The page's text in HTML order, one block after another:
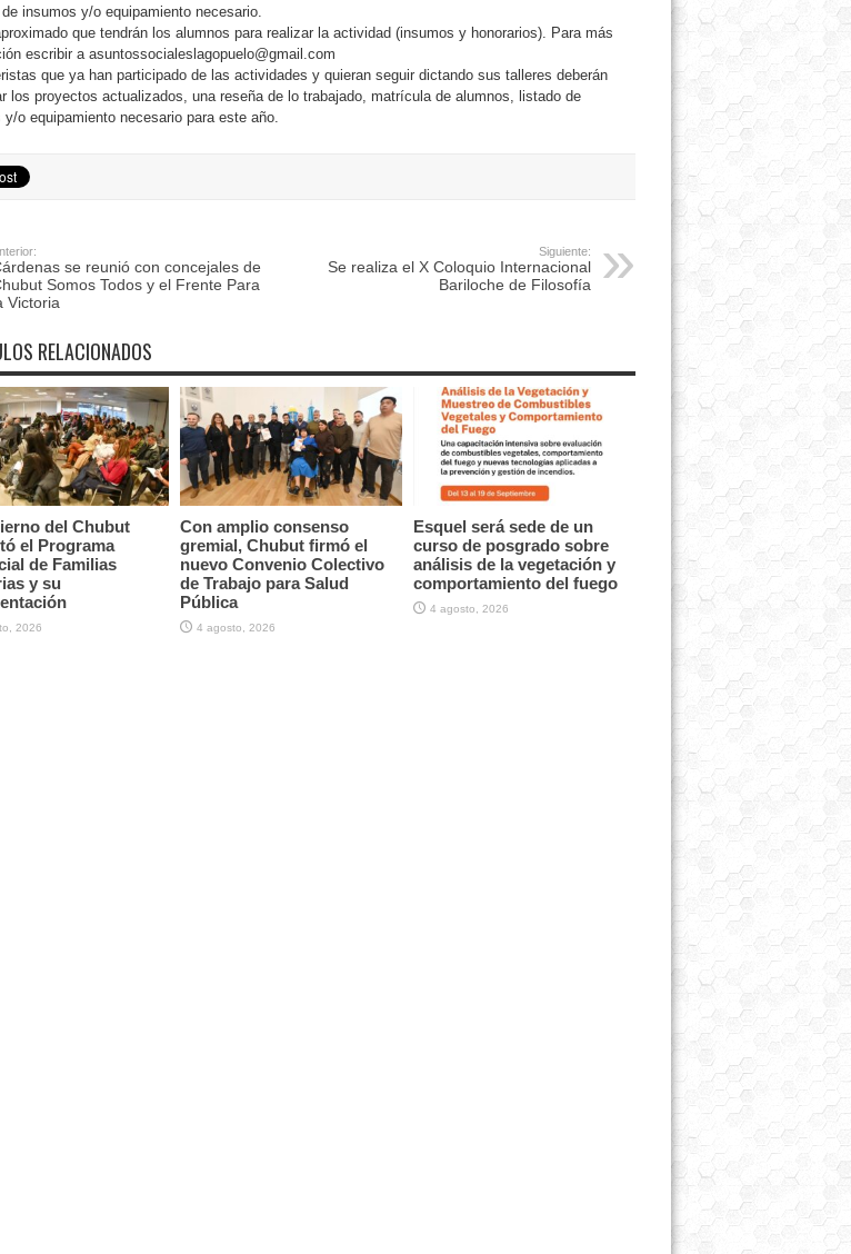
insumos y/o equipamiento necesario.
que tendrán los alumnos para realizar la actividad (insumos y honorarios). Para más
escribir a asuntossocialeslagopuelo@gmail.com
que ya han participado de las actividades y quieran seguir dictando sus talleres deberán
los proyectos actualizados, una reseña de lo trabajado, matrícula de alumnos, listado de
y/o equipamiento necesario para este año.
se reunió con concejales de
Somos Todos y el Frente Para
Victoria
Siguiente:
Se realiza el X Coloquio Internacional
Bariloche de Filosofía
RELACIONADOS
del Chubut
el Programa
de Familias
y su
2026
Con amplio consenso
gremial, Chubut firmó el
nuevo Convenio Colectivo
de Trabajo para Salud
Pública
4 agosto, 2026
Esquel será sede de un
curso de posgrado sobre
análisis de la vegetación y
comportamiento del fuego
4 agosto, 2026